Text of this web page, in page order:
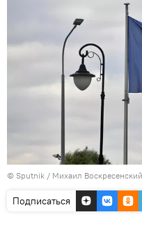
© Sputnik / Михаил Воскресенский
Подписаться